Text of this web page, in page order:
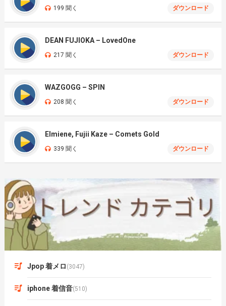
199 聞く ダウンロード
DEAN FUJIOKA – LovedOne
217 聞く ダウンロード
WAZGOGG – SPIN
208 聞く ダウンロード
Elmiene, Fujii Kaze – Comets Gold
339 聞く ダウンロード
Jpop 着メロ (3047)
iphone 着信音(510)